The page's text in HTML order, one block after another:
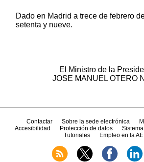
Dado en Madrid a trece de febrero
setenta y nueve.
El Ministro de la
JOSE MANUEL OTERO
Contactar Sobre la sede electrónica
Accesibilidad
Protección de datos
Tutoriales
Empleo en la